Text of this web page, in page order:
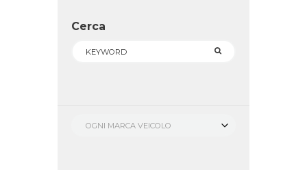
Cerca
OGNI MARCA VEICOLO